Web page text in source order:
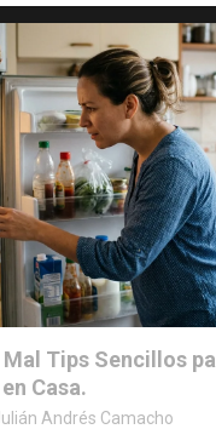
Mal Tips Sencillos
Casa.
Andrés Camacho